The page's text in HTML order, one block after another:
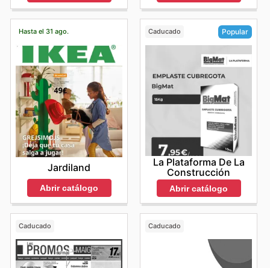
Hasta el 31 ago.
Jardiland
Abrir catálogo
Caducado Popular
La Plataforma De La
Construcción
Abrir catálogo
Caducado Caducado